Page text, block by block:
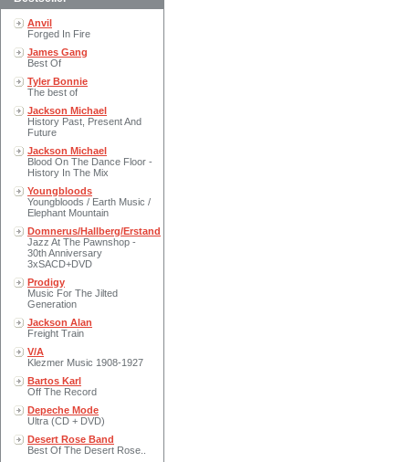
Anvil
Forged In Fire
James Gang
Best Of
Tyler Bonnie
The best of
Jackson Michael
History Past, Present And
Future
Jackson Michael
Blood On The Dance Floor -
History In The Mix
Youngbloods
Youngbloods / Earth Music /
Elephant Mountain
Domnerus/Hallberg/Erstand
Jazz At The Pawnshop -
30th Anniversary
3xSACD+DVD
Prodigy
Music For The Jilted
Generation
Jackson Alan
Freight Train
V/A
Klezmer Music 1908-1927
Bartos Karl
Off The Record
Depeche Mode
Ultra (CD + DVD)
Desert Rose Band
Best Of The Desert Rose..